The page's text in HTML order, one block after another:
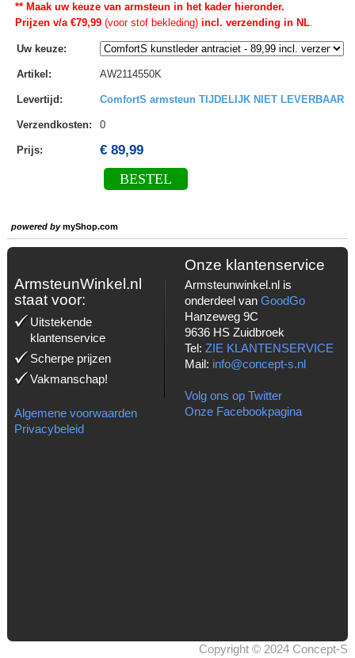
** Maak uw keuze van armsteun in het kader hieronder.
Prijzen v/a €79,99(voor stof bekleding)incl. verzending in NL.
Uw keuze:
Artikel : AW2114550K
Levertijd : ComfortS armsteun TIJDELIJK NIET LEVERBAAR
Verzendkosten: 0
Prijs: € 89,99
BESTEL
powered bymyShop.com
ArmsteunWinkel.nl
staat voor:
Uitstekende
klantenservice
Scherpe prijzen
Vakmanschap!
Algemene voorwaarden
Privacybeleid
Onze klantenservice
Armsteunwinkel.nl is
onderdeel van GoodGo
Hanzeweg 9C
9636 HS Zuidbroek
Tel: ZIE KLANTENSERVICE
Mail: info@concept-s.nl
Volg ons op Twitter
Onze Facebookpagina
Copyright © 2024 Concept-S